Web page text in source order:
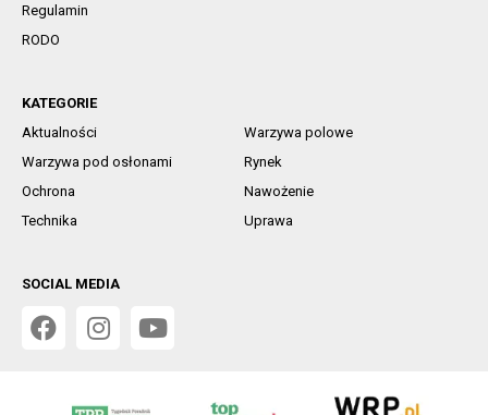
Regulamin
RODO
KATEGORIE
Aktualności
Warzywa polowe
Warzywa pod osłonami
Rynek
Ochrona
Nawożenie
Technika
Uprawa
SOCIAL MEDIA